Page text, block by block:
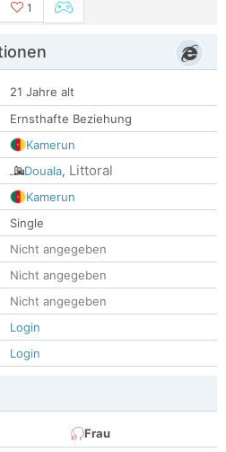
1
21 Jahre alt
Ernsthafte Beziehung
Kamerun
Douala, Littoral
Kamerun
Single
Nicht angegeben
Nicht angegeben
Nicht angegeben
Login
Login
Frau